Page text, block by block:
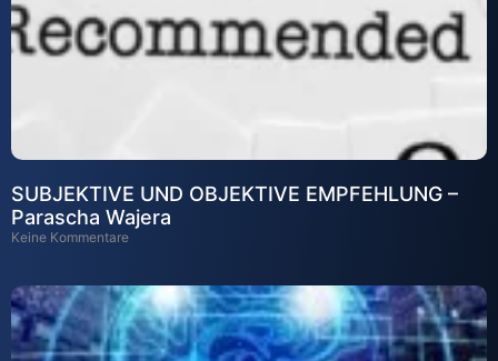
SUBJEKTIVE UND OBJEKTIVE EMPFEHLUNG –
Parascha Wajera
Keine Kommentare